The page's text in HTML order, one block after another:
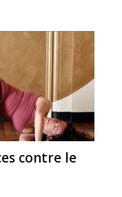
contre le